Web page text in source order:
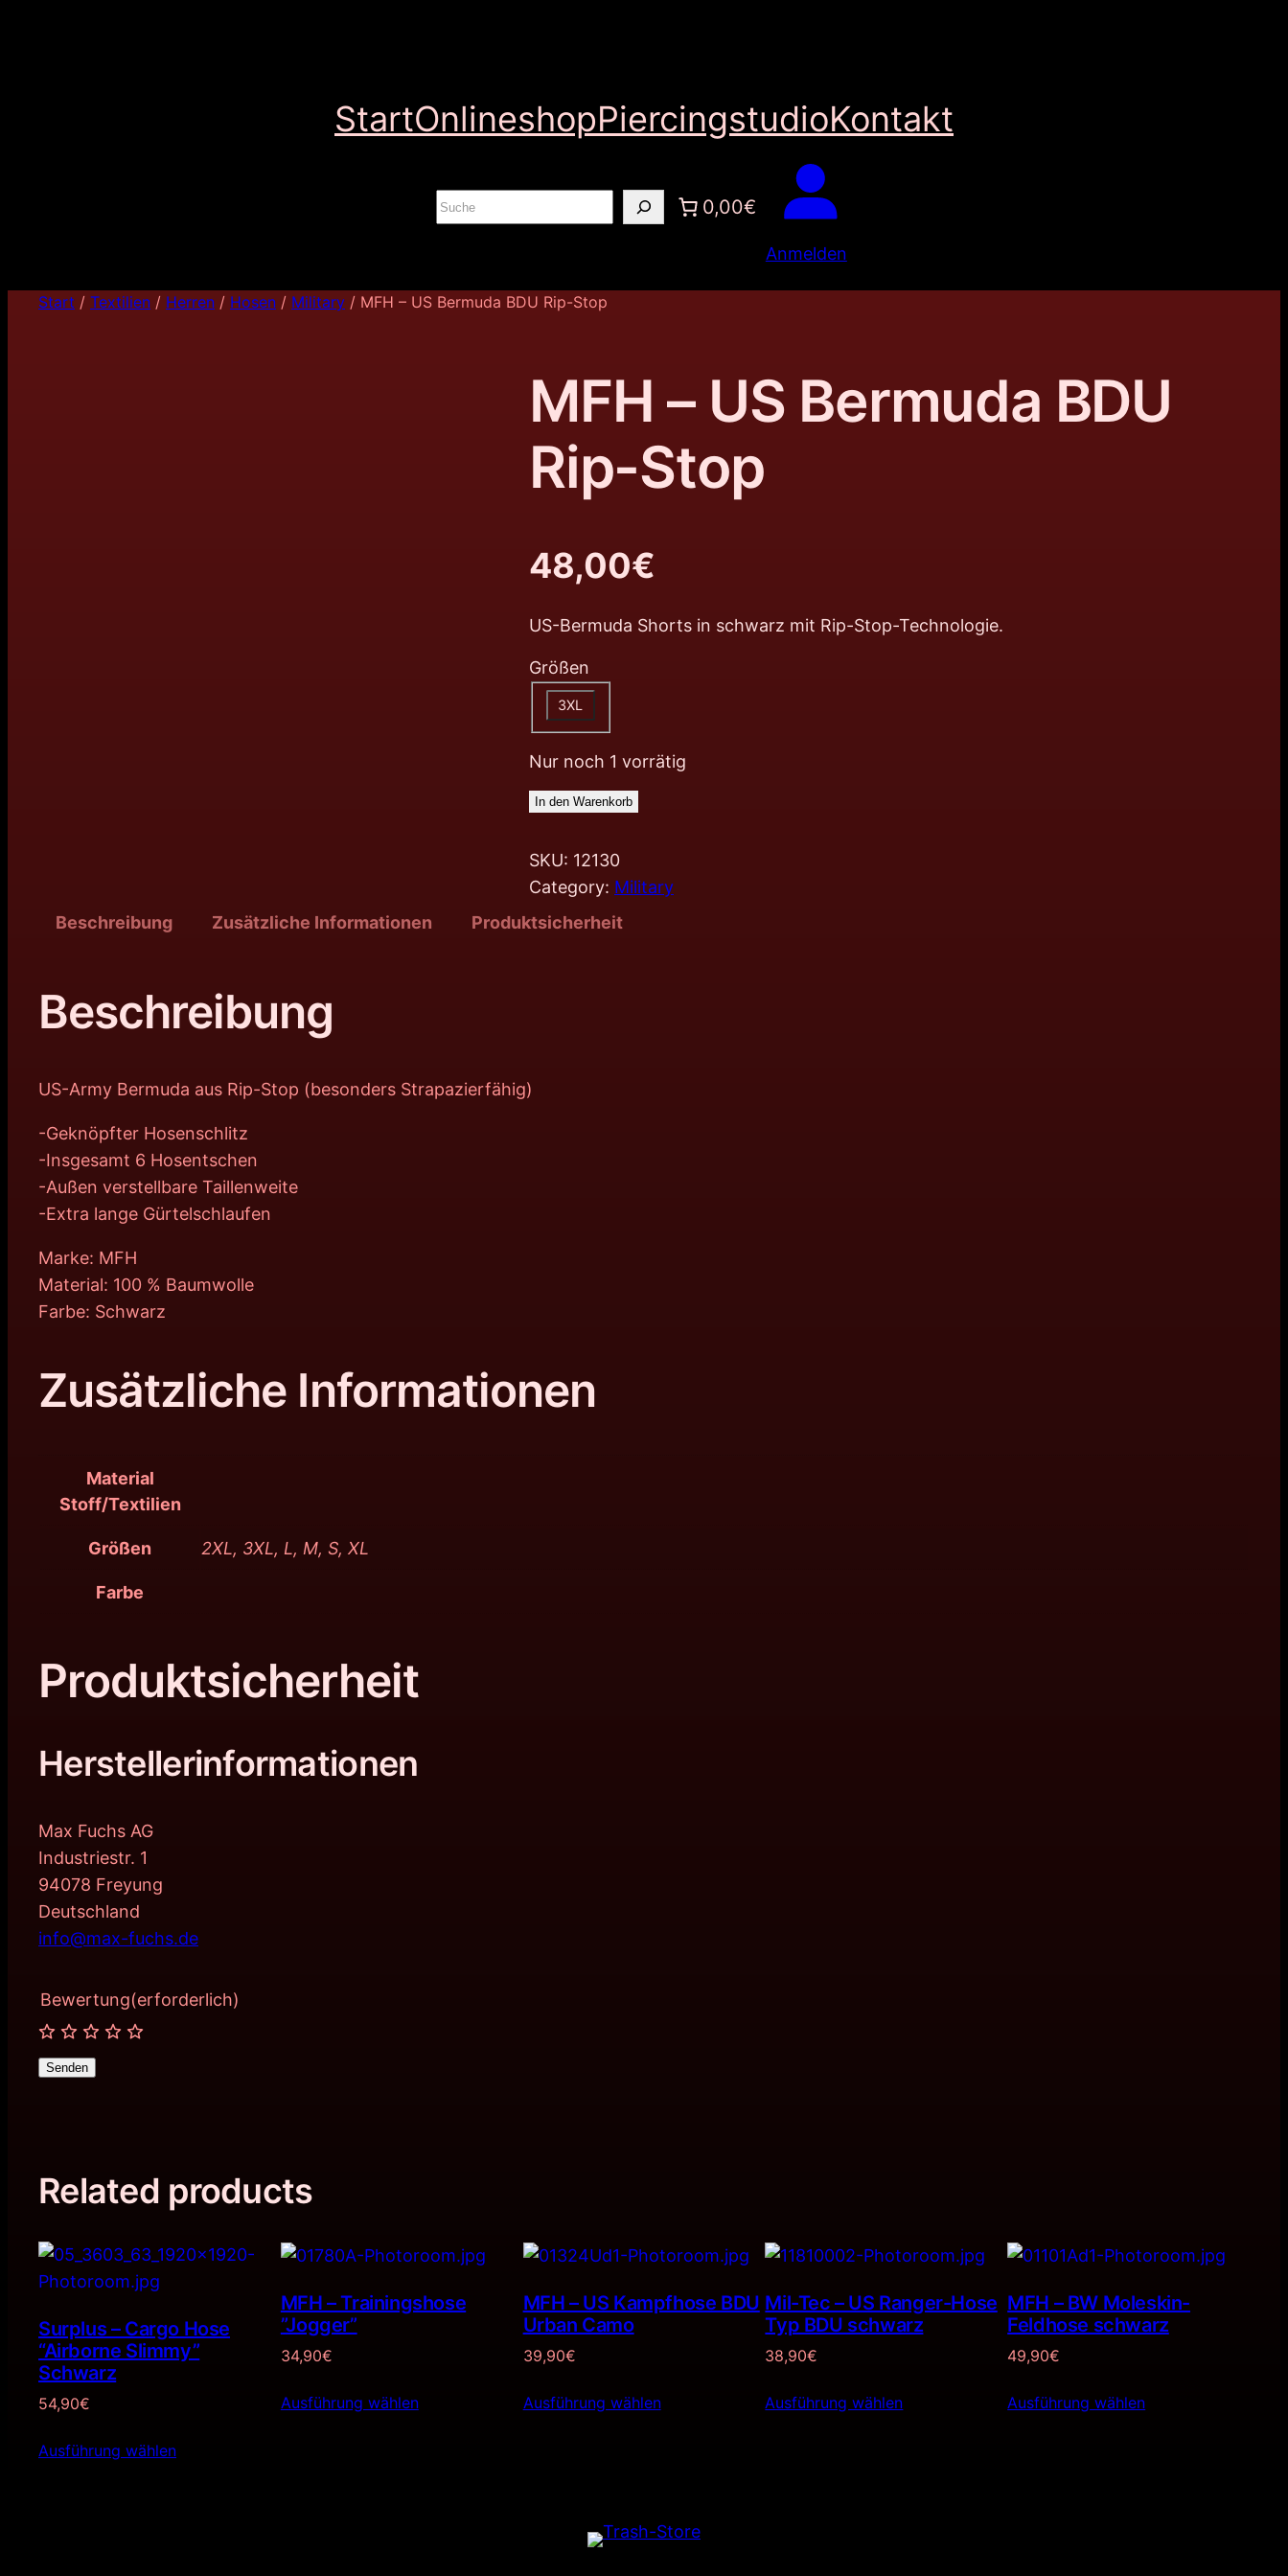
StartOnlineshopPiercingstudioKontakt
S
u
e
0,00€
Anmelden
Start / Textilien / Herren / Hosen / Military / MFH – US Bermuda BDU Rip-Stop
MFH – US Bermuda BDU
Rip-Stop
48,00€
US-Bermuda Shorts in schwarz mit Rip-Stop-Technologie.
Größen
3XL
Nur noch 1 vorrätig
In den Warenkorb
SKU: 12130
Category: Military
Beschreibung
Zusätzliche Informationen Produktsicherheit
Beschreibung
US-Army Bermuda aus Rip-Stop (besonders Strapazierfähig)
-Geknöpfter Hosenschlitz
-Insgesamt 6 Hosentschen
-Außen verstellbare Taillenweite
-Extra lange Gürtelschlaufen
Marke: MFH
Material: 100 % Baumwolle
Farbe: Schwarz
Zusätzliche Informationen
Material
Stoff/Textilien
Größen 2XL, 3XL, L, M, S, XL
Farbe
Produktsicherheit
Herstellerinformationen
Max Fuchs AG
Industriestr. 1
94078 Freyung
Deutschland
info@max-fuchs.de
Bewertung(erforderlich)
Senden
Related products
Surplus – Cargo Hose
“Airborne Slimmy”
Schwarz
54,90€
Ausführung wählen
MFH – Trainingshose
”Jogger”
34,90€
Ausführung wählen
MFH – US Kampfhose BDU
Urban Camo
39,90€
Ausführung wählen
Mil-Tec – US Ranger-Hose
Typ BDU schwarz
38,90€
Ausführung wählen
MFH – BW Moleskin-
Feldhose schwarz
49,90€
Ausführung wählen